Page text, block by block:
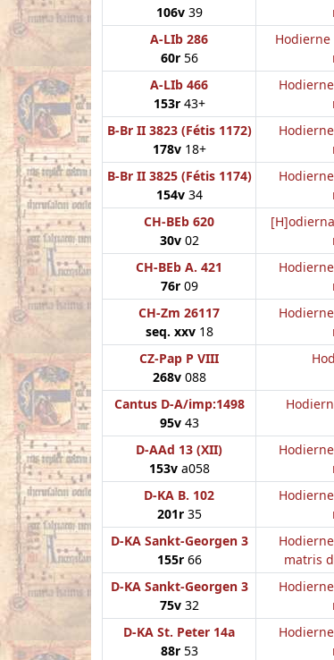
106v39
A-LIb 286
60r56
A-LIb 466
153r43+
B-Br II 3823 (Fétis 1172)
178v18+
B-Br II 3825 (Fétis 1174)
154v34
CH-BEb 620
30v02
CH-BEb A. 421
76r09
CH-Zm 26117
seq. xxv18
CZ-Pap P VIII
268v088
Cantus D-A/imp:1498
95v43
D-AAd 13 (XII)
153va058
D-KA B. 102
201r35
D-KA Sankt-Georgen 3
155r66
matris
D-KA Sankt-Georgen 3
75v32
D-KA St. Peter 14a
88r53